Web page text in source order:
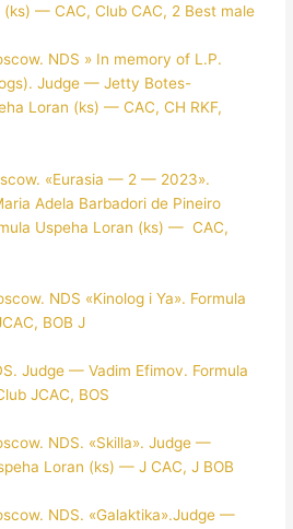
(ks) — CAC, Club CAC, 2 Best male
NDS » In memory of L.P.
Judge — Jetty Botes-
Loran (ks) — CАС, CH RKF,
«Eurasia — 2 — 2023».
Adela Barbadori de Pineiro
Uspeha Loran (ks) — CAC,
NDS «Kinolog i Ya». Formula
BOB J
Judge — Vadim Efimov. Formula
JCAC, BOS
NDS. «Skilla». Judge —
Loran (ks) — J CAC, J BOB
NDS. «Galaktika».Judge —